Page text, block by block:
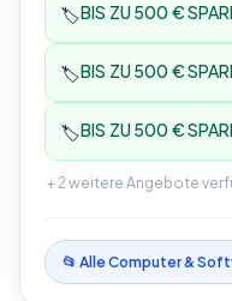
🏷️BIS ZU 500 €
🏷️BIS ZU 500 €
🏷️BIS ZU 500 €
+2 weitere Angebote
📂 AlleComputer &